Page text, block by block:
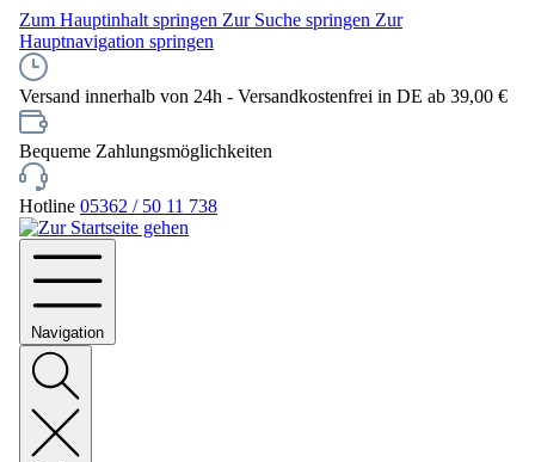
Zum Hauptinhalt springen Zur Suche springen Zur
Hauptnavigation springen
Versand innerhalb von 24h - Versandkostenfrei in DE ab 39,00 €
Bequeme Zahlungsmöglichkeiten
Hotline 05362 / 50 11 738
Navigation